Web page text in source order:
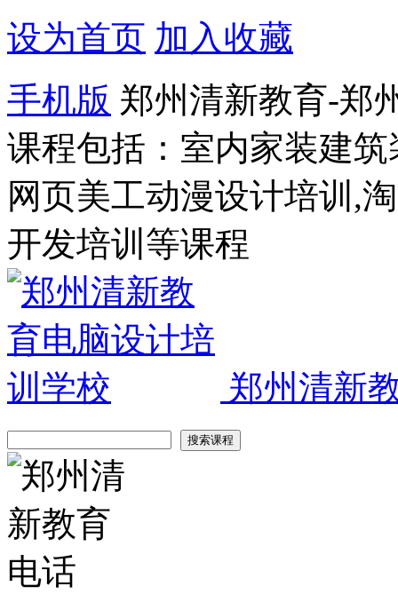
设为首页 加入收藏
手机版 郑州清新教育-郑
课程包括：室内家装建
网页美工动漫设计培训,
开发培训等课程
郑州清新